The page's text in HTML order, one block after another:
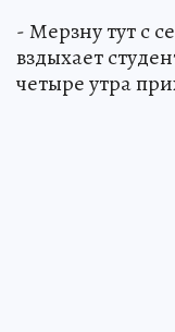
- Мерзну тут с
вздыхает
четыре утра